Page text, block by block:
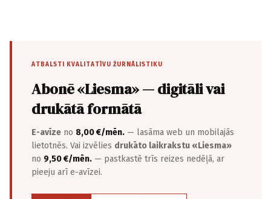
ATBALSTI KVALITATĪVU ŽURNĀLISTIKU
Abonē «Liesma» — digitāli vai
drukātā formātā
E-avīze no 8,00 €/mēn. — lasāma web un mobilajās
lietotnēs. Vai izvēlies drukāto laikrakstu «Liesma»
no 9,50 €/mēn. — pastkastē trīs reizes nedēļā, ar
pieeju arī e-avīzei.